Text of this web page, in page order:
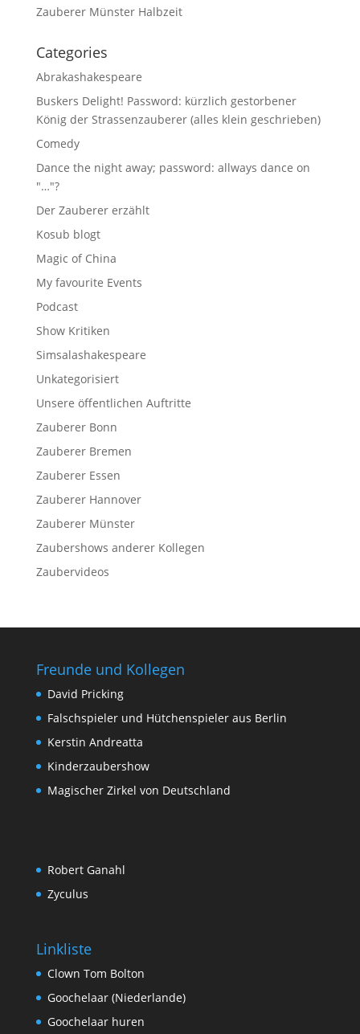
Zauberer Münster Halbzeit
Categories
Abrakashakespeare
Buskers Delight! Password: kürzlich gestorbener
König der Strassenzauberer (alles klein geschrieben)
Comedy
Dance the night away; password: allways dance on
"…"?
Der Zauberer erzählt
Kosub blogt
Magic of China
My favourite Events
Podcast
Show Kritiken
Simsalashakespeare
Unkategorisiert
Unsere öffentlichen Auftritte
Zauberer Bonn
Zauberer Bremen
Zauberer Essen
Zauberer Hannover
Zauberer Münster
Zaubershows anderer Kollegen
Zaubervideos
Freunde und Kollegen
David Pricking
Falschspieler und Hütchenspieler aus Berlin
Kerstin Andreatta
Kinderzaubershow
Magischer Zirkel von Deutschland
Robert Ganahl
Zyculus
Linkliste
Clown Tom Bolton
Goochelaar (Niederlande)
Goochelaar huren